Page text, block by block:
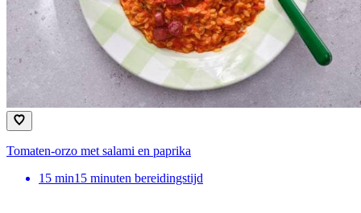
Tomaten-orzo met salami en paprika
15 min15 minuten bereidingstijd